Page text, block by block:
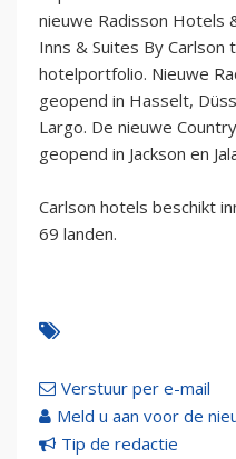
nieuwe Radisson Hotels
Inns & Suites By Carlson
hotelportfolio. Nieuwe
geopend in Hasselt,
Largo. De nieuwe
geopend in Jackson en
Carlson hotels beschikt
69 landen.
Verstuur per e-mail
Meld u aan voor de
Tip de redactie